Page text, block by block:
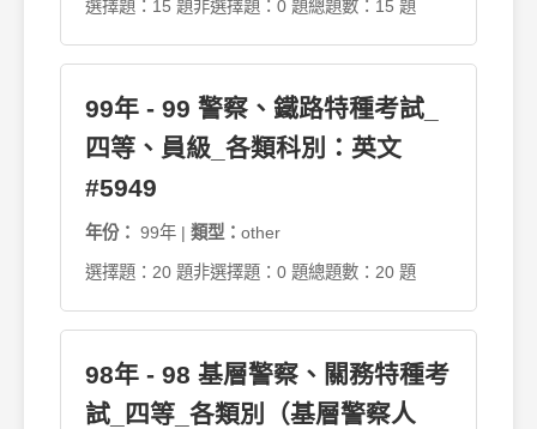
選擇題：15 題非選擇題：0 題總題數：15 題
99年 - 99 警察、鐵路特種考試_
四等、員級_各類科別：英文
#5949
年份： 99年 | 類型： other
選擇題：20 題非選擇題：0 題總題數：20 題
98年 - 98 基層警察、關務特種考
試_四等_各類別（基層警察人